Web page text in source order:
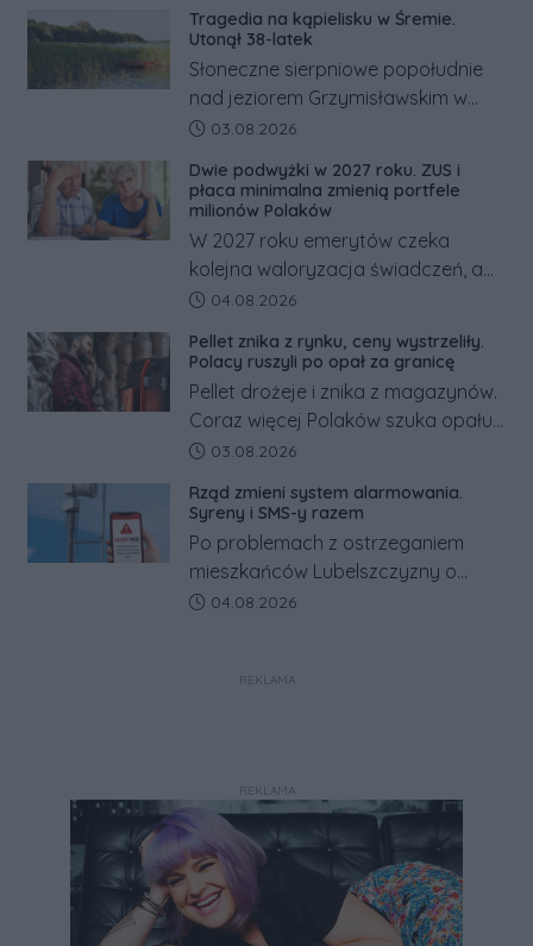
Tragedia na kąpielisku w Śremie.
Utonął 38-latek
Słoneczne sierpniowe popołudnie
nad jeziorem Grzymisławskim w
powiecie śremskim zakończyło się
odwrócić nawet natychmiastowe
działania służb ratunkowych.
Data dodania artykułu:
03.08.2026
Dwie podwyżki w 2027 roku. ZUS i
płaca minimalna zmienią portfele
milionów Polaków
W 2027 roku emerytów czeka
kolejna waloryzacja świadczeń, a
pracowników podwyżka płacy
tym zmianom zyskają.
Data dodania artykułu:
04.08.2026
Pellet znika z rynku, ceny wystrzeliły.
Polacy ruszyli po opał za granicę
Pellet drożeje i znika z magazynów.
Coraz więcej Polaków szuka opału
za granicą, gdzie bywa nawet
Co się dzieje?
Data dodania artykułu:
03.08.2026
Rząd zmieni system alarmowania.
Syreny i SMS-y razem
Po problemach z ostrzeganiem
mieszkańców Lubelszczyzny o
rosyjskim zagrożeniu rząd
w jeden system.
Data dodania artykułu:
04.08.2026
REKLAMA
REKLAMA